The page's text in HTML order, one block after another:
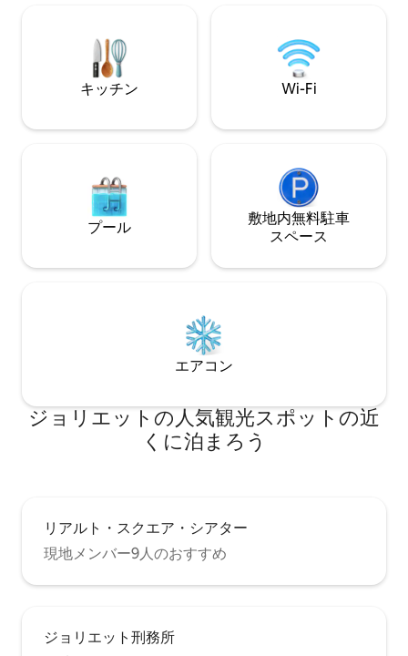
ペットの制限はあ
の洗濯機と2つの
1つはオフィス/ワ
して設定されてい
キッチン Wi-Fi
プール
敷地内無料駐⁠車
ス⁠ペ⁠ー⁠ス
エアコン
ジョリエットの人気観光スポットの近
くに泊まろう
リアルト・スクエア・シアター
現地メンバー9人のおすすめ
ジョリエット刑務所